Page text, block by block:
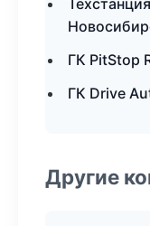
ГК PitStop
ГК Drive
Другие